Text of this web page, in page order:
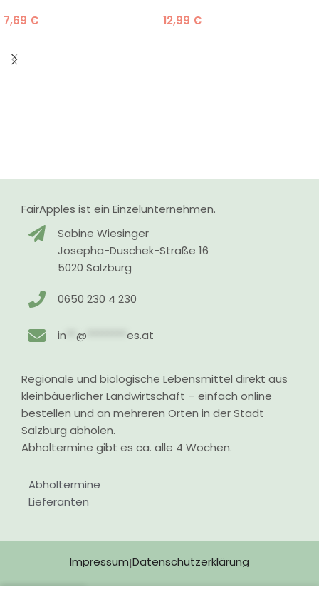
7,69 €
12,99 €
FairApples ist ein Einzelunternehmen.
Sabine Wiesinger
Josepha-Duschek-Straße 16
5020 Salzburg
0650 230 4 230
in **@ ********es.at
Regionale und biologische Lebensmittel direkt aus
kleinbäuerlicher Landwirtschaft – einfach online
bestellen und an mehreren Orten in der Stadt
Salzburg abholen.
Abholtermine gibt es ca. alle 4 Wochen.
Abholtermine
Lieferanten
Impressum|Datenschutzerklärung